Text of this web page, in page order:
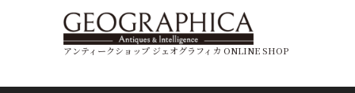
アンティークショップ ジェオグラフィカ ONLINE SHOP